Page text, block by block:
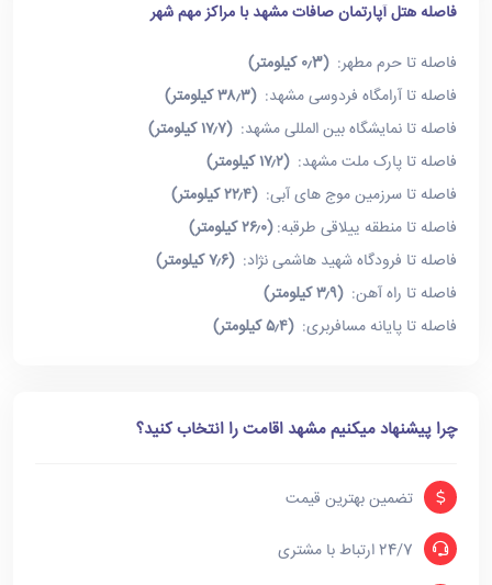
فاصله هتل آپارتمان صافات مشهد با مراکز مهم شهر
فاصله تا حرم مطهر:(۰٫3 کیلومتر)
فاصله تا آرامگاه فردوسی مشهد:(۳۸٫۳ کیلومتر)
فاصله تا نمایشگاه بین المللی مشهد:(۱۷٫۷ کیلومتر)
فاصله تا پارک ملت مشهد:(۱۷٫۲ کیلومتر)
فاصله تا سرزمین موج های آبی:(۲۲٫۴ کیلومتر)
فاصله تا منطقه ییلاقی طرقبه:(۲۶٫۰ کیلومتر)
فاصله تا فرودگاه شهید هاشمی نژاد:(۷٫۶ کیلومتر)
فاصله تا راه آهن:(۳٫۹ کیلومتر)
فاصله تا پایانه مسافربری:(۵٫۴ کیلومتر)
چرا پیشنهاد میکنیم مشهد اقامت را انتخاب کنید؟
تضمین بهترین قیمت
24/7 ارتباط با مشتری